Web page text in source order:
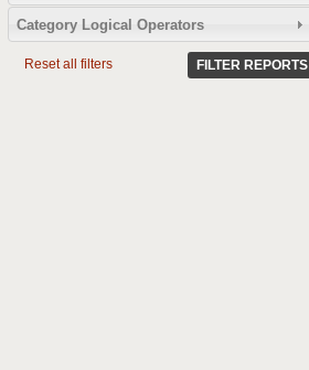
Category Logical Operators
Reset all filters FILTER REPORTS